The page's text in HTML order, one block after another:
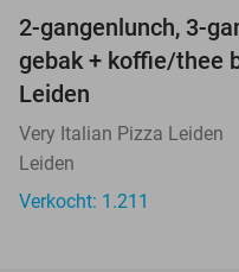
2-gangenlunch, 3-
gebak + koffie/thee
Leiden
Very Italian Pizza Leiden
Leiden
Verkocht: 1.211